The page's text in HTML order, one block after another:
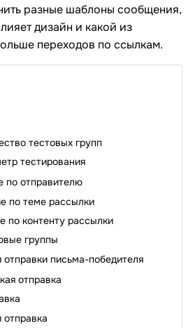
разные шаблоны сообщения,
дизайн и какой из
переходов по ссылкам.
тестовых групп
тестирования
по отправителю
по теме рассылки
по контенту рассылки
группы
письма-победителя
отправка